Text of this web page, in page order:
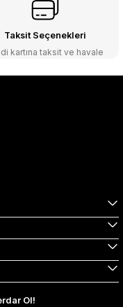
Taksit Seçenekleri
kartına taksit ve havale
Ol!